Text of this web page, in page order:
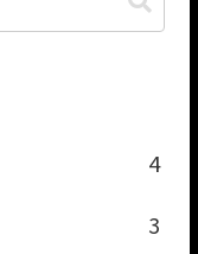
4
3